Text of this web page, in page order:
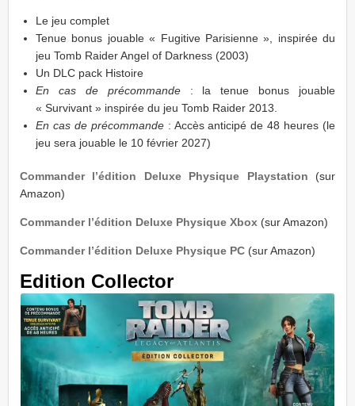
Le jeu complet
Tenue bonus jouable « Fugitive Parisienne », inspirée du
jeu Tomb Raider Angel of Darkness (2003)
Un DLC pack Histoire
En cas de précommande: la tenue bonus jouable
« Survivant » inspirée du jeu Tomb Raider 2013.
En cas de précommande: Accès anticipé de 48 heures (le
jeu sera jouable le 10 février 2027)
Commander l’édition Deluxe Physique Playstation (sur
Amazon)
Commander l’édition Deluxe Physique Xbox (sur Amazon)
Commander l’édition Deluxe Physique PC (sur Amazon)
Edition Collector